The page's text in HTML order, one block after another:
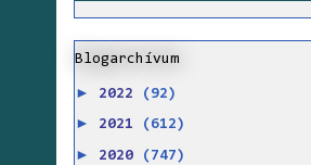
Blogarchívum
► 2022 (92)
► 2021 (612)
► 2020 (747)